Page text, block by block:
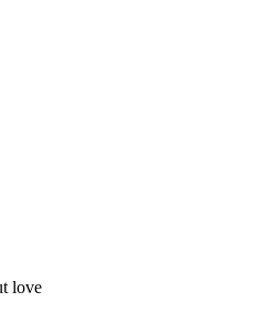
love